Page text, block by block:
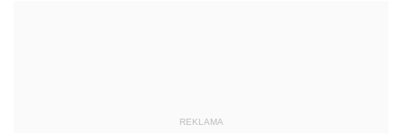
REKLAMA